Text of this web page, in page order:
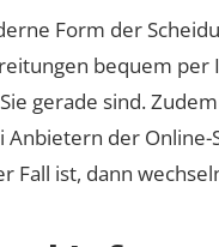
Form der
bequem
gerade sind.
der
Fall ist, dann